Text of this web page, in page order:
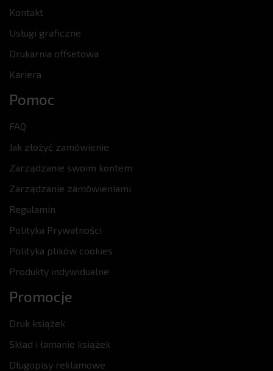
Kontakt
Usługi graficzne
Drukarnia offsetowa
Kariera
Pomoc
FAQ
Jak złożyć zamówienie
Zarządzanie swoim kontem
Zarządzanie zamówieniami
Regulamin
Polityka Prywatności
Polityka plików cookies
Produkty indywidualne
Promocje
Druk książek
Skład i łamanie książek
Długopisy reklamowe